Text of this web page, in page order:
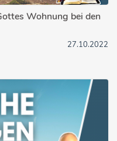
Wohnung bei den
27.10.2022